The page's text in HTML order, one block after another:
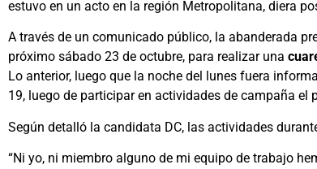
estuvo en un acto en la región Metropolitana, diera
A través de un comunicado público, la abanderada
próximo sábado 23 de octubre, para realizar una
Lo anterior, luego que la noche del lunes fuera
19, luego de participar en actividades de campaña el
Según detalló la candidata DC, las actividades
“Ni yo, ni miembro alguno de mi equipo de trabajo